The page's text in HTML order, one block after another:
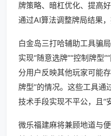
牌策略、暗杠优化、提高
通过AI算法调整牌局结果，
白金岛三打哈辅助工具骗
实现“随意选牌”“控制牌型
分用户反映其他玩家可能
牌型”的情况。这些工具通
技术手段实现不平公，且“
微乐福建麻将兼顾地道与